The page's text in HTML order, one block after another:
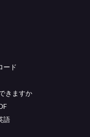
ード
きますか
語